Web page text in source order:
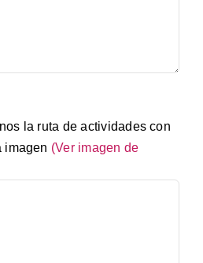
la ruta de actividades con
imagen (Ver imagen de